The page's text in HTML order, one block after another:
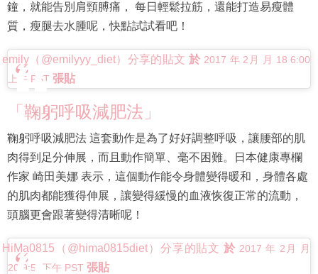
鐘，就能告別肩頸膊痛， 每日輕鬆拉筋，還能打造易瘦體
質，瘦腿去水腫呢，快點試試看吧！
emily（@emilyyy_diet）分享的貼文 於 2017 年 2月 月 18 6:00
上午 PST 張貼
「鞠躬呼吸減肥法」
鞠躬呼吸減肥法 這套動作是為了好好調整呼吸，讓腰部的肌
肉得到足分伸展，而且動作簡單、毫不困難。日本健康專欄
作家 崎田美娜 表示，這個動作能令身體變得暖和，身體各處
的肌肉都能獲得伸展，讓變得緩慢的血液恢復正常的流動，
頭腦更會跟著變得清晰呢！
HiMa0815（@hima0815diet）分享的貼文 於 2017 年 2月 月
20 9:52下午 PST 張貼